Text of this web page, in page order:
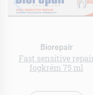
Biorepair
Fast sensitive
fogkrém 75 ml